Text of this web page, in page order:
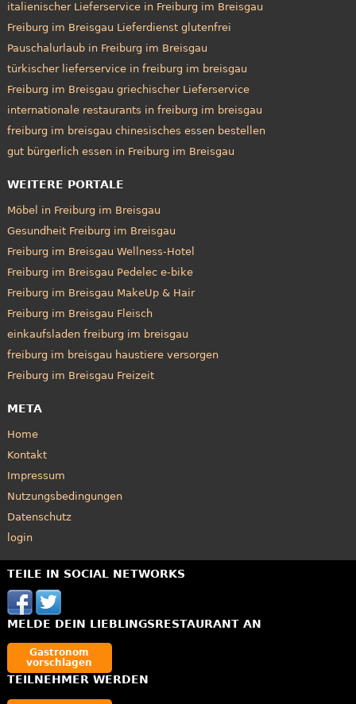
italienischer Lieferservice in Freiburg im Breisgau
Freiburg im Breisgau Lieferdienst glutenfrei
Pauschalurlaub in Freiburg im Breisgau
türkischer lieferservice in freiburg im breisgau
Freiburg im Breisgau griechischer Lieferservice
internationale restaurants in freiburg im breisgau
freiburg im breisgau chinesisches essen bestellen
gut bürgerlich essen in Freiburg im Breisgau
WEITERE PORTALE
Möbel in Freiburg im Breisgau
Gesundheit Freiburg im Breisgau
Freiburg im Breisgau Wellness-Hotel
Freiburg im Breisgau Pedelec e-bike
Freiburg im Breisgau MakeUp & Hair
Freiburg im Breisgau Fleisch
einkaufsladen freiburg im breisgau
freiburg im breisgau haustiere versorgen
Freiburg im Breisgau Freizeit
META
Home
Kontakt
Impressum
Nutzungsbedingungen
Datenschutz
login
TEILE IN SOCIAL NETWORKS
MELDE DEIN LIEBLINGSRESTAURANT AN
Gastronom
vorschlagen
TEILNEHMER WERDEN